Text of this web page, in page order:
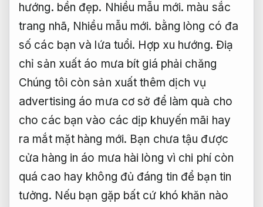
hướng. bền đẹp. Nhiều mẫu mới. màu sắc
trang nhã, Nhiều mẫu mới. bằng lòng có đa
số các bạn và lứa tuổi. Hợp xu hướng. Điạ
chỉ sản xuất áo mưa bít giá phải chăng
Chúng tôi còn sản xuất thêm dịch vụ
advertising áo mưa cơ sở để làm quà cho
cho các bạn vào các dịp khuyến mãi hay
ra mắt mặt hàng mới. Bạn chưa tậu được
cửa hàng in áo mưa hài lòng vì chi phí còn
quá cao hay không đủ đáng tin để bạn tin
tưởng. Nếu bạn gặp bất cứ khó khăn nào